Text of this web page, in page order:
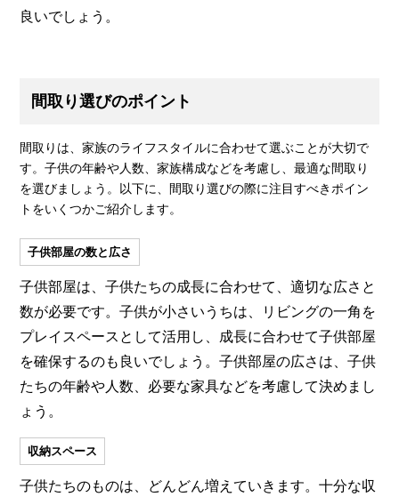
良いでしょう。
間取り選びのポイント
間取りは、家族のライフスタイルに合わせて選ぶことが大切で
す。子供の年齢や人数、家族構成などを考慮し、最適な間取り
を選びましょう。以下に、間取り選びの際に注目すべきポイン
トをいくつかご紹介します。
子供部屋の数と広さ
子供部屋は、子供たちの成長に合わせて、適切な広さと
数が必要です。子供が小さいうちは、リビングの一角を
プレイスペースとして活用し、成長に合わせて子供部屋
を確保するのも良いでしょう。子供部屋の広さは、子供
たちの年齢や人数、必要な家具などを考慮して決めまし
ょう。
収納スペース
子供たちのものは、どんどん増えていきます。十分な収